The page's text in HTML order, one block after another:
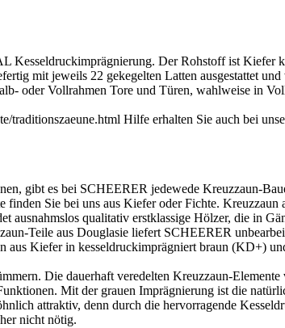
Kesseldruckimprägnierung. Der Rohstoff ist Kiefer
mit jeweils 22 gekegelten Latten ausgestattet
oder Vollrahmen Tore und Türen, wahlweise in
traditionszaeune.html Hilfe erhalten Sie auch bei
gibt es bei SCHEERER jedewede Kreuzzaun-
Sie bei uns aus Kiefer oder Fichte.
qualitativ erstklassige Hölzer, die in
-Teile aus Douglasie liefert SCHEERER
aus Kiefer in kesseldruckimprägniert braun (KD+)
Die dauerhaft veredelten Kreuzzaun-
Mit der grauen Imprägnierung ist die
attraktiv, denn durch die hervorragende
nicht nötig.